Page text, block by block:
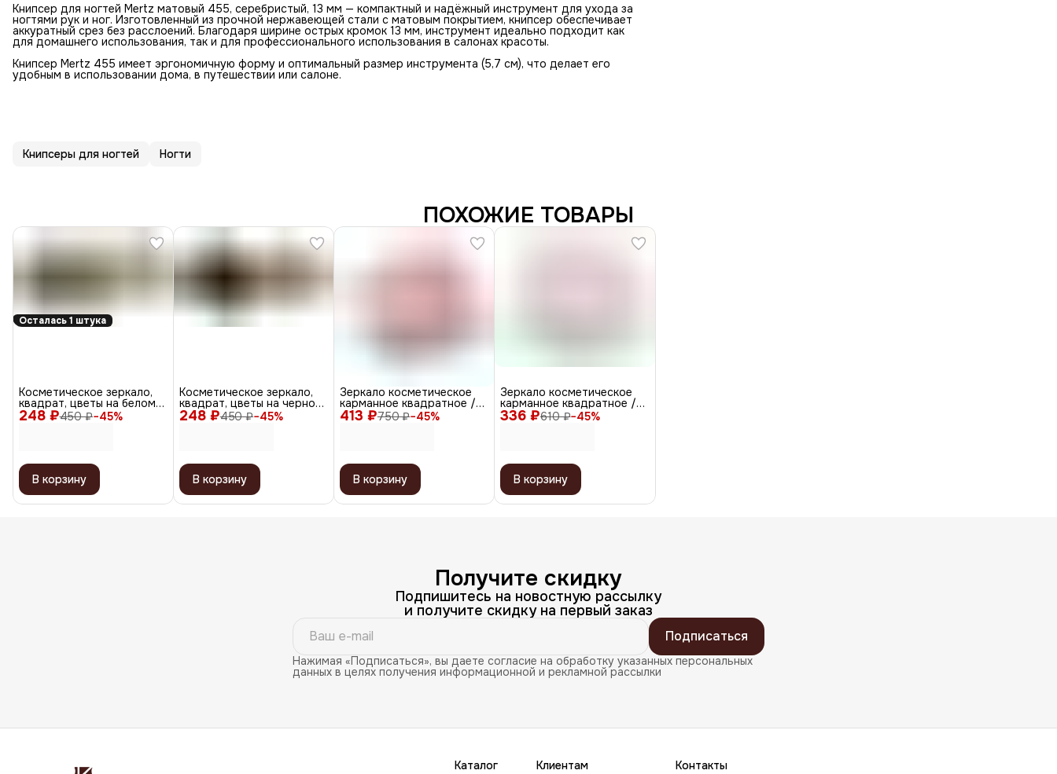
Книпсер для ногтей Mertz матовый 455, серебристый, 13 мм — компактный и надёжный инструмент для ухода за
ногтями рук и ног. Изготовленный из прочной нержавеющей стали с матовым покрытием, книпсер обеспечивает
аккуратный срез без расслоений. Благодаря ширине острых кромок 13 мм, инструмент идеально подходит как
для домашнего использования, так и для профессионального использования в салонах красоты.
Книпсер Mertz 455 имеет эргономичную форму и оптимальный размер инструмента (5,7 см), что делает его
удобным в использовании дома, в путешествии или салоне.
Книпсеры для ногтей Ногти
ПОХОЖИЕ ТОВАРЫ
Осталась 1 штука
248 ₽450 ₽−45%
Косметическое зеркало,
квадрат, цветы на белом
фоне
В корзину
248 ₽450 ₽−45%
Косметическое зеркало,
квадрат, цветы на черном
фоне
В корзину
413 ₽750 ₽−45%
Зеркало косметическое
карманное квадратное /
Классическеая мода MR7,
60 мм
В корзину
336 ₽610 ₽−45%
Зеркало косметическое
карманное квадратное /
Классическая мода MR-6,
60 мм
В корзину
Получите скидку
Подпишитесь на новостную рассылку
и получите скидку на первый заказ
Подписаться
Нажимая «Подписаться», вы даете согласие на обработку указанных персональных
данных в целях получения информационной и рекламной рассылки
Каталог Клиентам Контакты